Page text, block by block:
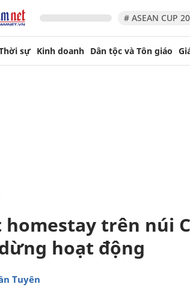
# ASEAN CUP
sự Kinh doanh Dân tộc và Tôn giáo
homestay trên núi
hoạt động
Tuyên